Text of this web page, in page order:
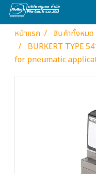
หน้าแรก สินค้าทั้งหมด
BURKERT TYPE
for pneumatic